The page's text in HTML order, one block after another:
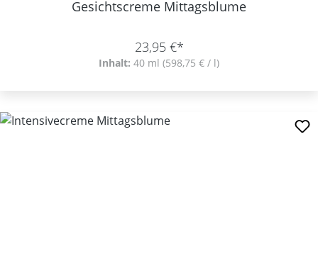
Gesichtscreme Mittagsblume
23,95 €*
Inhalt: 40 ml (598,75 € / l)